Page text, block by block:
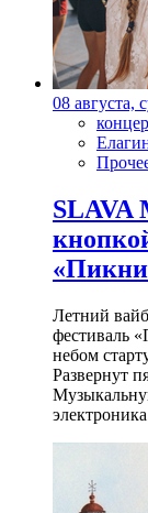
08 августа,
SLAVA
Летний
фестиваль
небом
Развернут